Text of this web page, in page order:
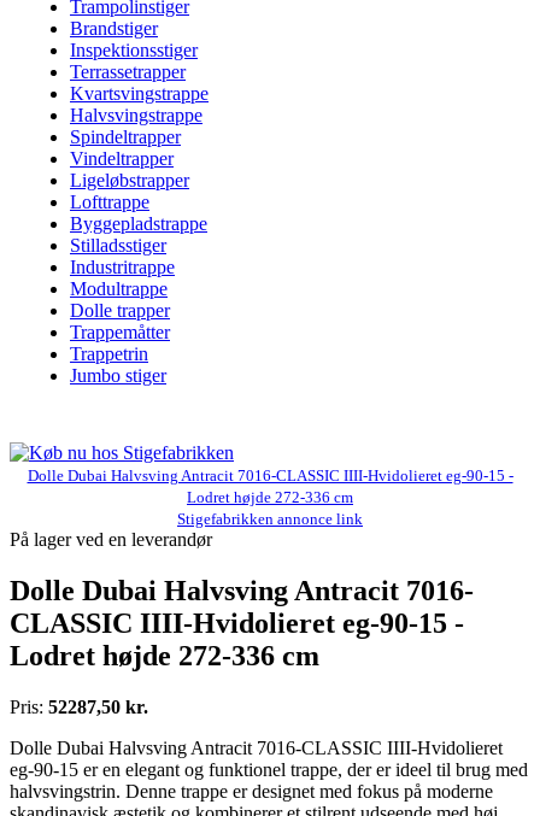
Trampolinstiger
Brandstiger
Inspektionsstiger
Terrassetrapper
Kvartsvingstrappe
Halvsvingstrappe
Spindeltrapper
Vindeltrapper
Ligeløbstrapper
Lofttrappe
Byggepladstrappe
Stilladsstiger
Industritrappe
Modultrappe
Dolle trapper
Trappemåtter
Trappetrin
Jumbo stiger
Dolle Dubai Halvsving Antracit 7016-CLASSIC IIII-Hvidolieret eg-90-15 -
Lodret højde 272-336 cm
Stigefabrikken annonce link
På lager ved en leverandør
Dolle Dubai Halvsving Antracit 7016-
CLASSIC IIII-Hvidolieret eg-90-15 -
Lodret højde 272-336 cm
Pris: 52287,50 kr.
Dolle Dubai Halvsving Antracit 7016-CLASSIC IIII-Hvidolieret
eg-90-15 er en elegant og funktionel trappe, der er ideel til brug med
halvsvingstrin. Denne trappe er designet med fokus på moderne